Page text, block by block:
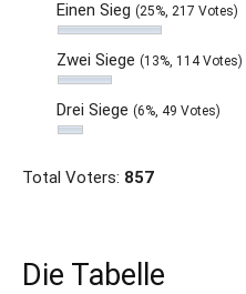
Einen Sieg (25%, 217 Votes)
Zwei Siege (13%, 114 Votes)
Drei Siege (6%, 49 Votes)
Total Voters: 857
Die Tabelle